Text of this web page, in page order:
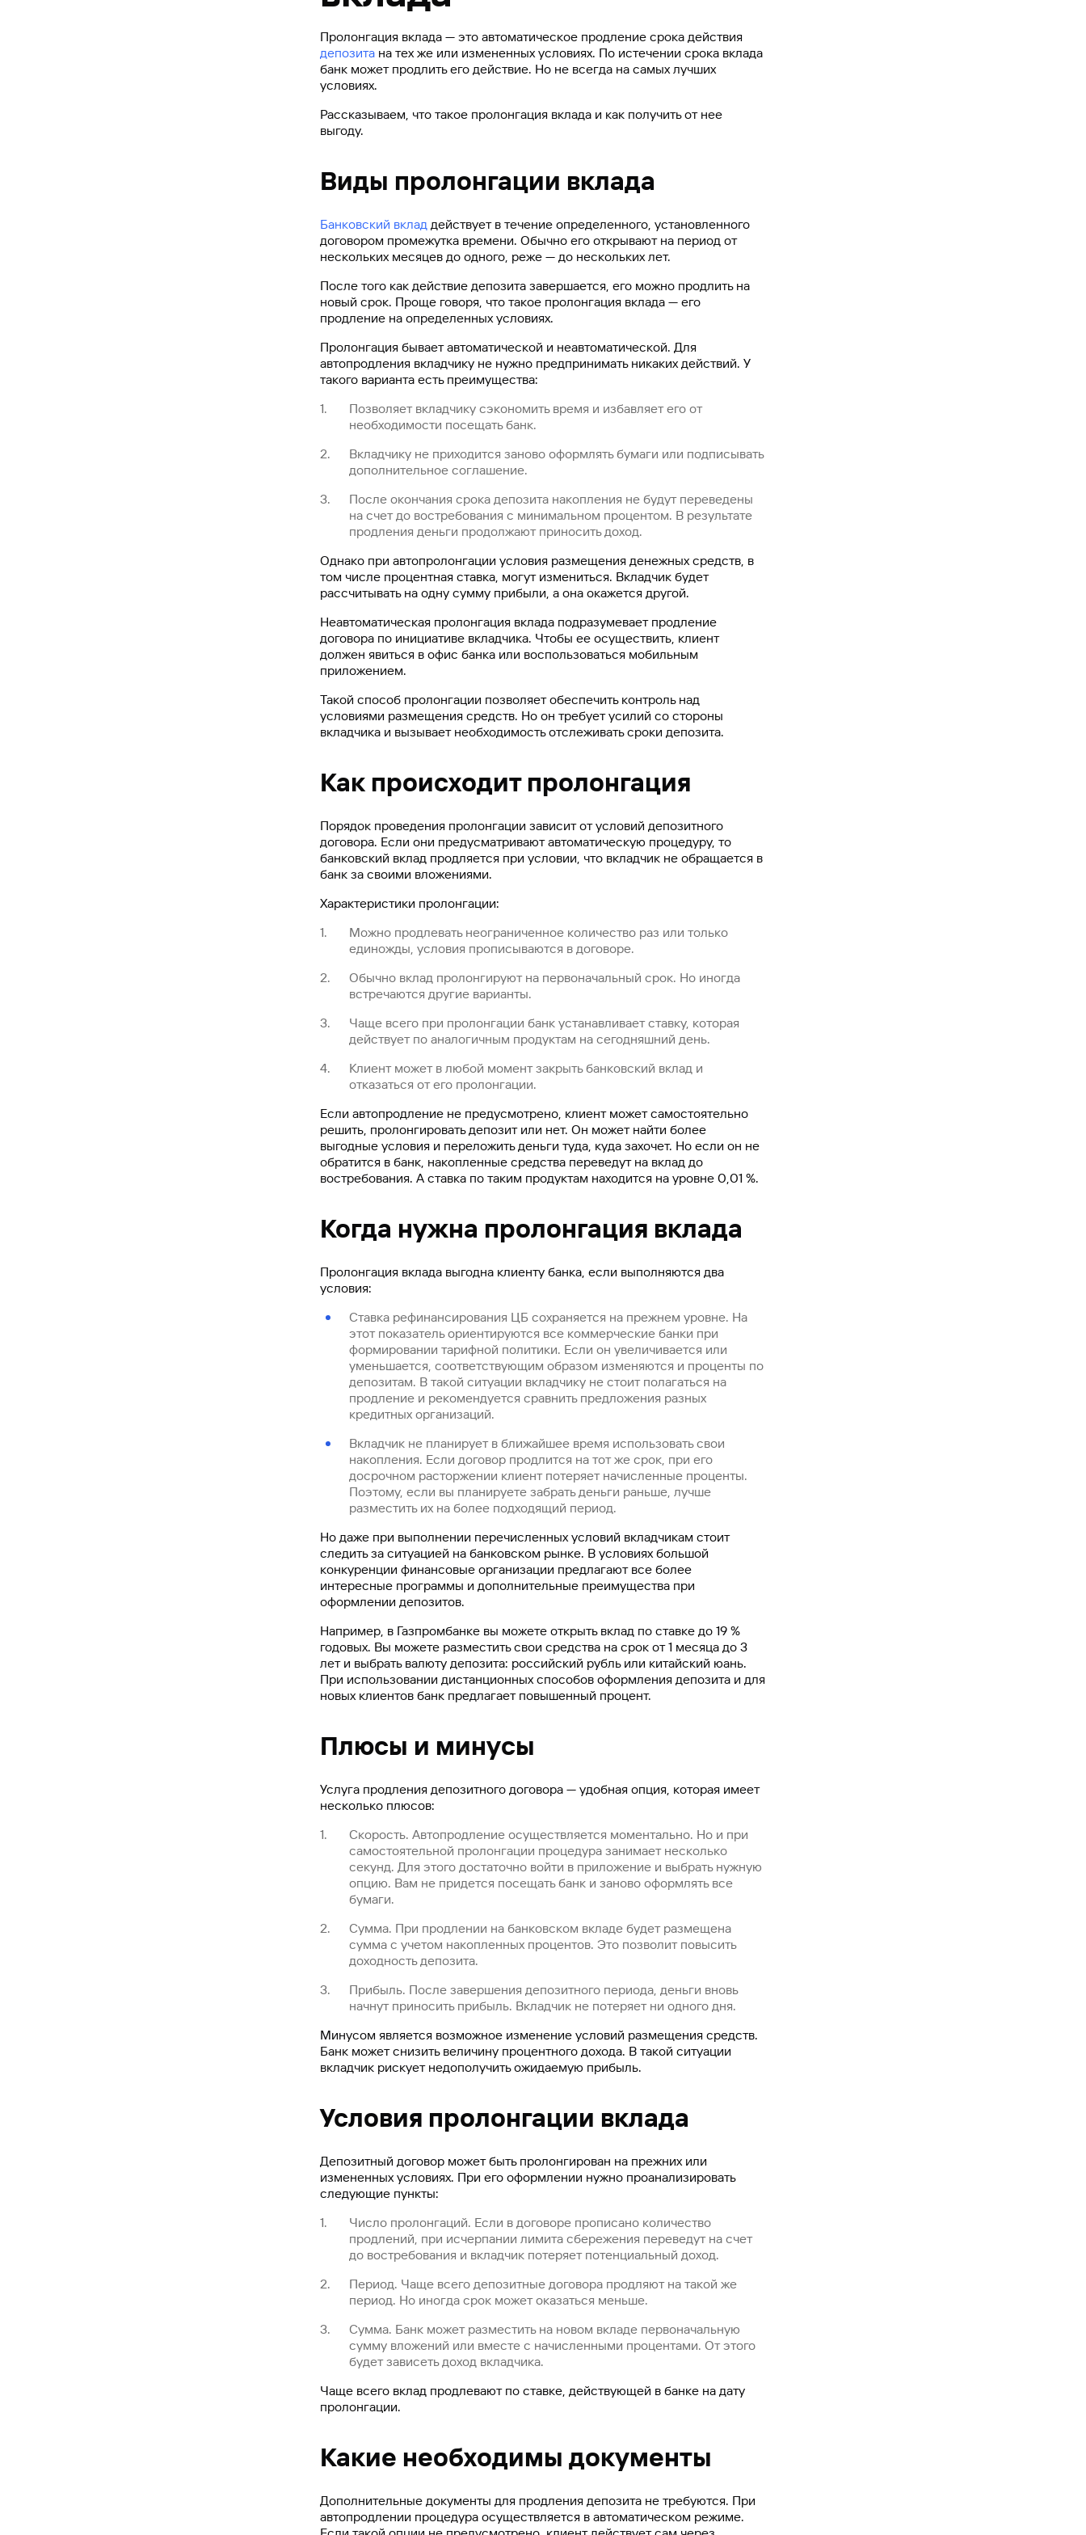
Пролонгация вклада — это автоматическое продление срока действия
депозита на тех же или измененных условиях. По истечении срока вклада
банк может продлить его действие. Но не всегда на самых лучших
условиях.
Рассказываем, что такое пролонгация вклада и как получить от нее
выгоду.
Виды пролонгации вклада
Банковский вклад действует в течение определенного, установленного
договором промежутка времени. Обычно его открывают на период от
нескольких месяцев до одного, реже — до нескольких лет.
После того как действие депозита завершается, его можно продлить на
новый срок. Проще говоря, что такое пролонгация вклада — его
продление на определенных условиях.
Пролонгация бывает автоматической и неавтоматической. Для
автопродления вкладчику не нужно предпринимать никаких действий. У
такого варианта есть преимущества:
Позволяет вкладчику сэкономить время и избавляет его от
необходимости посещать банк.
Вкладчику не приходится заново оформлять бумаги или подписывать
дополнительное соглашение.
После окончания срока депозита накопления не будут переведены
на счет до востребования с минимальном процентом. В результате
продления деньги продолжают приносить доход.
Однако при автопролонгации условия размещения денежных средств, в
том числе процентная ставка, могут измениться. Вкладчик будет
рассчитывать на одну сумму прибыли, а она окажется другой.
Неавтоматическая пролонгация вклада подразумевает продление
договора по инициативе вкладчика. Чтобы ее осуществить, клиент
должен явиться в офис банка или воспользоваться мобильным
приложением.
Такой способ пролонгации позволяет обеспечить контроль над
условиями размещения средств. Но он требует усилий со стороны
вкладчика и вызывает необходимость отслеживать сроки депозита.
Как происходит пролонгация
Порядок проведения пролонгации зависит от условий депозитного
договора. Если они предусматривают автоматическую процедуру, то
банковский вклад продляется при условии, что вкладчик не обращается в
банк за своими вложениями.
Характеристики пролонгации:
Можно продлевать неограниченное количество раз или только
единожды, условия прописываются в договоре.
Обычно вклад пролонгируют на первоначальный срок. Но иногда
встречаются другие варианты.
Чаще всего при пролонгации банк устанавливает ставку, которая
действует по аналогичным продуктам на сегодняшний день.
Клиент может в любой момент закрыть банковский вклад и
отказаться от его пролонгации.
Если автопродление не предусмотрено, клиент может самостоятельно
решить, пролонгировать депозит или нет. Он может найти более
выгодные условия и переложить деньги туда, куда захочет. Но если он не
обратится в банк, накопленные средства переведут на вклад до
востребования. А ставка по таким продуктам находится на уровне 0,01 %.
Когда нужна пролонгация вклада
Пролонгация вклада выгодна клиенту банка, если выполняются два
условия:
Ставка рефинансирования ЦБ сохраняется на прежнем уровне. На
этот показатель ориентируются все коммерческие банки при
формировании тарифной политики. Если он увеличивается или
уменьшается, соответствующим образом изменяются и проценты по
депозитам. В такой ситуации вкладчику не стоит полагаться на
продление и рекомендуется сравнить предложения разных
кредитных организаций.
Вкладчик не планирует в ближайшее время использовать свои
накопления. Если договор продлится на тот же срок, при его
досрочном расторжении клиент потеряет начисленные проценты.
Поэтому, если вы планируете забрать деньги раньше, лучше
разместить их на более подходящий период.
Но даже при выполнении перечисленных условий вкладчикам стоит
следить за ситуацией на банковском рынке. В условиях большой
конкуренции финансовые организации предлагают все более
интересные программы и дополнительные преимущества при
оформлении депозитов.
Например, в Газпромбанке вы можете открыть вклад по ставке до 19 %
годовых. Вы можете разместить свои средства на срок от 1 месяца до 3
лет и выбрать валюту депозита: российский рубль или китайский юань.
При использовании дистанционных способов оформления депозита и для
новых клиентов банк предлагает повышенный процент.
Плюсы и минусы
Услуга продления депозитного договора — удобная опция, которая имеет
несколько плюсов:
Скорость. Автопродление осуществляется моментально. Но и при
самостоятельной пролонгации процедура занимает несколько
секунд. Для этого достаточно войти в приложение и выбрать нужную
опцию. Вам не придется посещать банк и заново оформлять все
бумаги.
Сумма. При продлении на банковском вкладе будет размещена
сумма с учетом накопленных процентов. Это позволит повысить
доходность депозита.
Прибыль. После завершения депозитного периода, деньги вновь
начнут приносить прибыль. Вкладчик не потеряет ни одного дня.
Минусом является возможное изменение условий размещения средств.
Банк может снизить величину процентного дохода. В такой ситуации
вкладчик рискует недополучить ожидаемую прибыль.
Условия пролонгации вклада
Депозитный договор может быть пролонгирован на прежних или
измененных условиях. При его оформлении нужно проанализировать
следующие пункты:
Число пролонгаций. Если в договоре прописано количество
продлений, при исчерпании лимита сбережения переведут на счет
до востребования и вкладчик потеряет потенциальный доход.
Период. Чаще всего депозитные договора продляют на такой же
период. Но иногда срок может оказаться меньше.
Сумма. Банк может разместить на новом вкладе первоначальную
сумму вложений или вместе с начисленными процентами. От этого
будет зависеть доход вкладчика.
Чаще всего вклад продлевают по ставке, действующей в банке на дату
пролонгации.
Какие необходимы документы
Дополнительные документы для продления депозита не требуются. При
автопродлении процедура осуществляется в автоматическом режиме.